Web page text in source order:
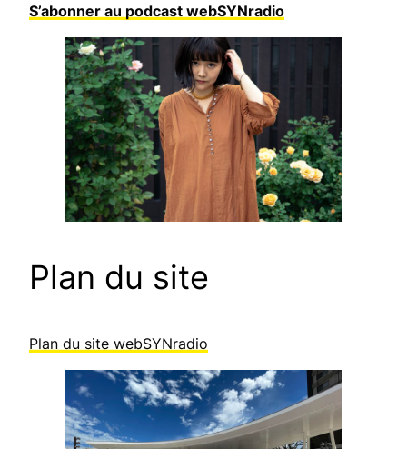
S’abonner au podcast webSYNradio
Plan du site
Plan du site webSYNradio